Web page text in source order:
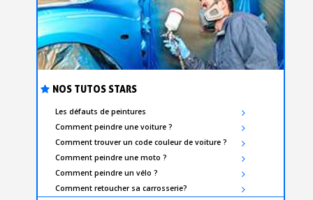
NOS TUTOS STARS
Les défauts de peintures
Comment peindre une voiture ?
Comment trouver un code couleur de voiture ?
Comment peindre une moto ?
Comment peindre un vélo ?
Comment retoucher sa carrosserie?